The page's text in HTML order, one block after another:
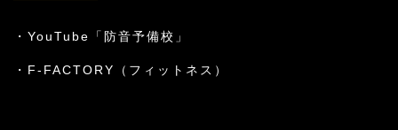
YouTube「防音予備校」
F-FACTORY（フィットネス）